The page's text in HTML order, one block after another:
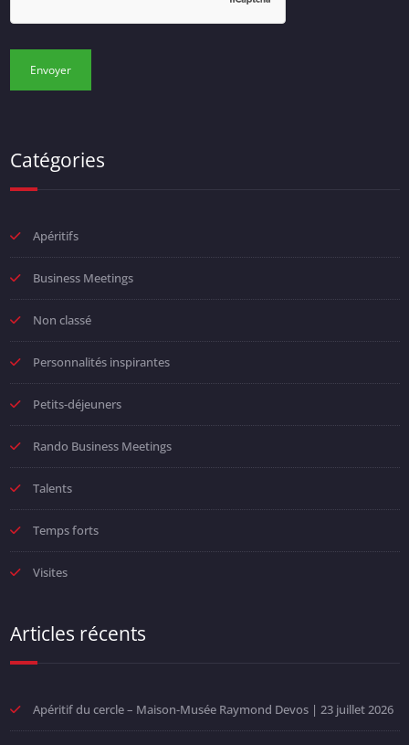
Catégories
Apéritifs
Business Meetings
Non classé
Personnalités inspirantes
Petits-déjeuners
Rando Business Meetings
Talents
Temps forts
Visites
Articles récents
Apéritif du cercle – Maison-Musée Raymond Devos | 23 juillet 2026